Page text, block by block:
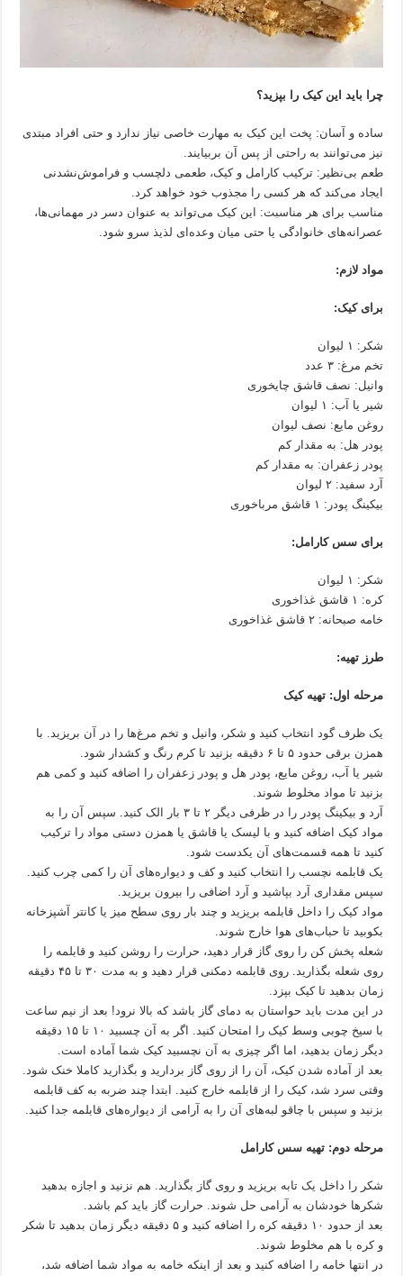
چرا باید این کیک را بپزید؟
ساده و آسان: پخت این کیک به مهارت خاصی نیاز ندارد و حتی افراد مبتدی
نیز می‌توانند به راحتی از پس آن بربیایند.
طعم بی‌نظیر: ترکیب کارامل و کیک، طعمی دلچسب و فراموش‌نشدنی
ایجاد می‌کند که هر کسی را مجذوب خود خواهد کرد.
مناسب برای هر مناسبت: این کیک می‌تواند به عنوان دسر در مهمانی‌ها،
عصرانه‌های خانوادگی یا حتی میان وعده‌ای لذیذ سرو شود.
مواد لازم:
برای کیک:
شکر: ۱ لیوان
تخم مرغ: ۳ عدد
وانیل: نصف قاشق چایخوری
شیر یا آب: ۱ لیوان
روغن مایع: نصف لیوان
پودر هل: به مقدار کم
پودر زعفران: به مقدار کم
آرد سفید: ۲ لیوان
بیکینگ پودر: ۱ قاشق مرباخوری
برای سس کارامل:
شکر: ۱ لیوان
کره: ۱ قاشق غذاخوری
خامه صبحانه: ۲ قاشق غذاخوری
طرز تهیه:
مرحله اول: تهیه کیک
یک ظرف گود انتخاب کنید و شکر، وانیل و تخم مرغ‌ها را در آن بریزید. با
همزن برقی حدود ۵ تا ۶ دقیقه بزنید تا کرم رنگ و کشدار شود.
شیر یا آب، روغن مایع، پودر هل و پودر زعفران را اضافه کنید و کمی هم
بزنید تا مواد مخلوط شوند.
آرد و بیکینگ پودر را در ظرفی دیگر ۲ تا ۳ بار الک کنید. سپس آن را به
مواد کیک اضافه کنید و با لیسک یا قاشق یا همزن دستی مواد را ترکیب
کنید تا همه قسمت‌های آن یکدست شود.
یک قابلمه نچسب را انتخاب کنید و کف و دیواره‌های آن را کمی چرب کنید.
سپس مقداری آرد بپاشید و آرد اضافی را بیرون بریزید.
مواد کیک را داخل قابلمه بریزید و چند بار روی سطح میز یا کانتر آشپزخانه
بکوبید تا حباب‌های هوا خارج شوند.
شعله پخش کن را روی گاز قرار دهید، حرارت را روشن کنید و قابلمه را
روی شعله بگذارید. روی قابلمه دمکنی قرار دهید و به مدت ۳۰ تا ۴۵ دقیقه
زمان بدهید تا کیک بپزد.
در این مدت باید حواستان به دمای گاز باشد که بالا نرود! بعد از نیم ساعت
با سیخ چوبی وسط کیک را امتحان کنید. اگر به آن چسبید ۱۰ تا ۱۵ دقیقه
دیگر زمان بدهید، اما اگر چیزی به آن نچسبید کیک شما آماده است.
بعد از آماده شدن کیک، آن را از روی گاز بردارید و بگذارید کاملا خنک شود.
وقتی سرد شد، کیک را از قابلمه خارج کنید. ابتدا چند ضربه به کف قابلمه
بزنید و سپس با چاقو لبه‌های آن را به آرامی از دیواره‌های قابلمه جدا کنید.
مرحله دوم: تهیه سس کارامل
شکر را داخل یک تابه بریزید و روی گاز بگذارید. هم نزنید و اجازه بدهید
شکرها خودشان به آرامی حل شوند. حرارت گاز باید کم باشد.
بعد از حدود ۱۰ دقیقه کره را اضافه کنید و ۵ دقیقه دیگر زمان بدهید تا شکر
و کره با هم مخلوط شوند.
در انتها خامه را اضافه کنید و بعد از اینکه خامه به مواد شما اضافه شد،